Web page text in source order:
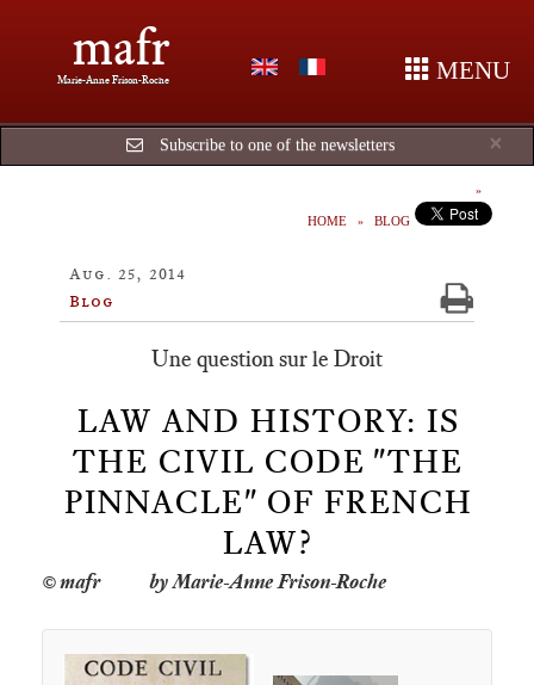
mafr
Marie-Anne Frison-Roche MENU
×
Subscribe to one of the newsletters
HOME BLOG
Aug. 25, 2014
Blog
Une question sur le Droit
LAW AND HISTORY: IS
THE CIVIL CODE "THE
PINNACLE" OF FRENCH
LAW?
by Marie-Anne Frison-Roche